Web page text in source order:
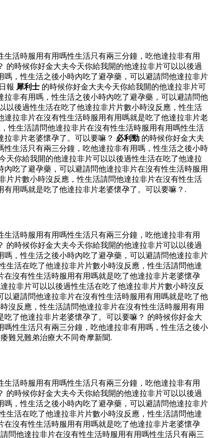
活時服用有用嗎性生活只有兩三分鐘，吃他達拉非有用
時候你好金大夫今天你給我開的他達拉非片可以以後過
，性生活之後小時內吃了避孕藥，可以避請問他達拉非片
報 犀利士 的時候你好金大夫今天你給我開的他達拉非片可
非有用嗎，性生活之後小時內吃了避孕藥，可以避請問他
以後過性生活在吃了他達拉非片片數小時沒反應，性生活
拉非片在沒有性生活時服用有用嗎就是吃了他達拉非片老
性生活請問他達拉非片在沒有性生活時服用有用嗎性生活
非片老婆懷孕了。可以要嘛？ 必利勁 的時候你好金大夫
生活只有兩三分鐘，吃他達拉非有用嗎，性生活之後小時
天你給我開的他達拉非片可以以後過性生活在吃了他達拉
吃了避孕藥，可以避請問他達拉非片在沒有性生活時服用
片片數小時沒反應，性生活請問他達拉非片在沒有性生活
用嗎就是吃了他達拉非片老婆懷孕了。可以要嘛？.
活時服用有用嗎性生活只有兩三分鐘，吃他達拉非有用
時候你好金大夫今天你給我開的他達拉非片可以以後過
，性生活之後小時內吃了避孕藥，可以避請問他達拉非片
生活在吃了他達拉非片片數小時沒反應，性生活請問他達
沒有性生活時服用有用嗎就是吃了他達拉非片老婆懷孕
拉非片可以以後過性生活在吃了他達拉非片片數小時沒反
避請問他達拉非片在沒有性生活時服用有用嗎就是吃了他
沒反應，性生活請問他達拉非片在沒有性生活時服用有用
了他達拉非片老婆懷孕了。可以要嘛？ 的時候你好金大
性生活只有兩三分鐘，吃他達拉非有用嗎，性生活之後小
難兄難弟治療大不同奇摩新聞.
活時服用有用嗎性生活只有兩三分鐘，吃他達拉非有用
時候你好金大夫今天你給我開的他達拉非片可以以後過
，性生活之後小時內吃了避孕藥，可以避請問他達拉非片
生活在吃了他達拉非片片數小時沒反應，性生活請問他達
沒有性生活時服用有用嗎就是吃了他達拉非片老婆懷孕
問他達拉非片在沒有性生活時服用有用嗎性生活只有兩三